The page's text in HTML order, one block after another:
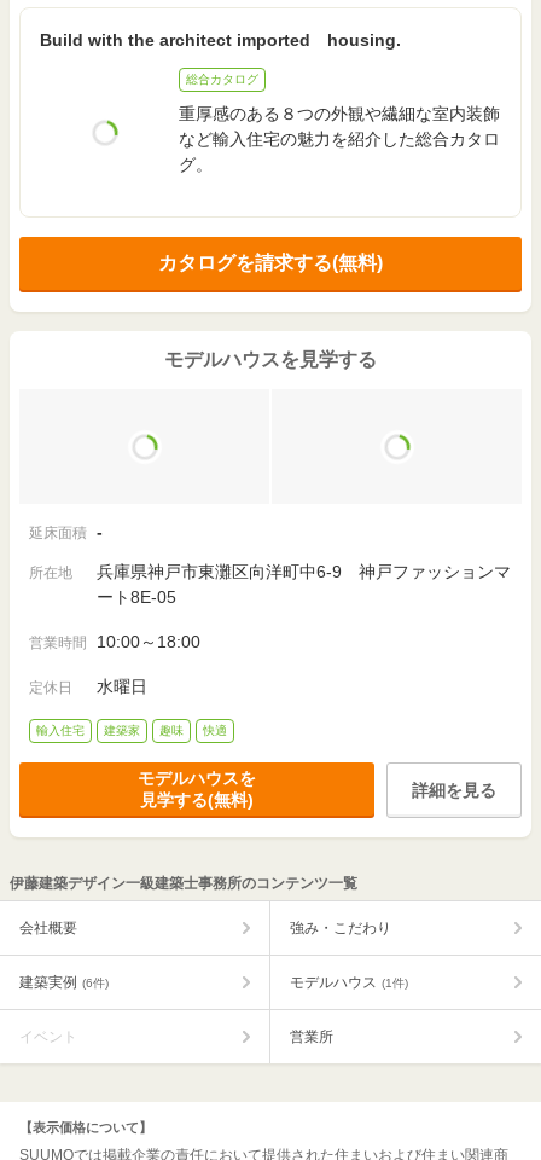
Build with the architect imported housing.
総合カタログ
重厚感のある８つの外観や繊細な室内装飾
など輸入住宅の魅力を紹介した総合カタロ
グ。
カタログを請求する(無料)
モデルハウスを見学する
延床面積 -
所在地
兵庫県神戸市東灘区向洋町中6-9 神戸ファッションマ
ート8E-05
営業時間 10:00～18:00
定休日 水曜日
輸入住宅 建築家 趣味 快適
モデルハウスを
見学する(無料)
詳細を見る
伊藤建築デザイン一級建築士事務所のコンテンツ一覧
会社概要 強み・こだわり
建築実例 (6件) モデルハウス (1件)
イベント 営業所
【表示価格について】
SUUMOでは掲載企業の責任において提供された住まいおよび住まい関連商